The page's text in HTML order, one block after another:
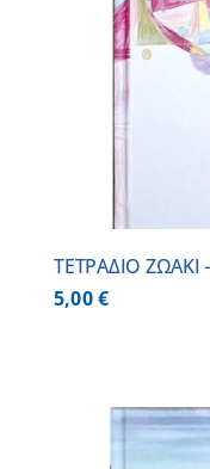
ΤΕΤΡΑΔΙΟ ΖΩΑΚΙ
5,00€